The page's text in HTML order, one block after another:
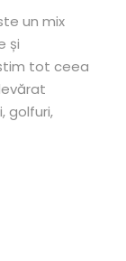
un mix
și
tot ceea
golfuri,